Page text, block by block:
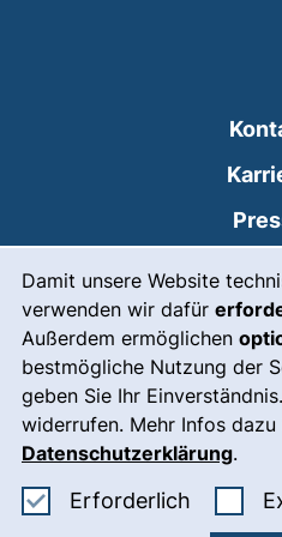
Damit unsere Website
verwenden wir dafür
Außerdem ermöglichen
bestmögliche Nutzung der
geben Sie Ihr
widerrufen. Mehr Infos dazu
Datenschutzerklärung.
Erforderlich
Leichte